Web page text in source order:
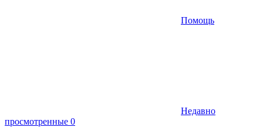
Помощь
Недавно
просмотренные 0